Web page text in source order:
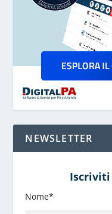
NEWSLETTER
Nome*